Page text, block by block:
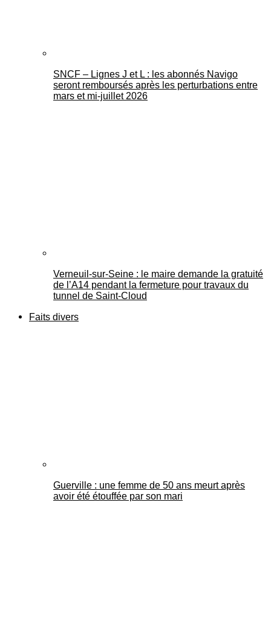
SNCF – Lignes J et L : les abonnés Navigo
seront remboursés après les perturbations entre
mars et mi-juillet 2026
Verneuil-sur-Seine : le maire demande la gratuité
de l’A14 pendant la fermeture pour travaux du
tunnel de Saint-Cloud
Faits divers
Guerville : une femme de 50 ans meurt après
avoir été étouffée par son mari